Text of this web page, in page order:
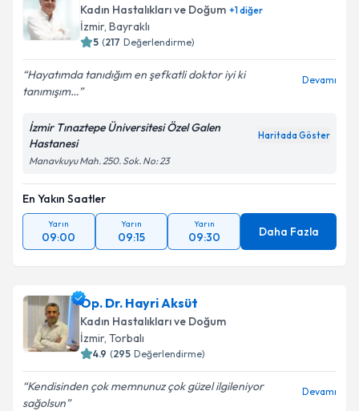
Kadın Hastalıkları ve Doğum +1diğer
İzmir, Bayraklı
5 (217 Değerlendirme)
Hayatımda tanıdığım en şefkatli doktor iyi ki
tanımışım…
Devamı
İzmir Tınaztepe Üniversitesi Özel Galen
Hastanesi
Haritada Göster
Manavkuyu Mah. 250. Sok. No: 23
En Yakın Saatler
Yarın
09:00
Yarın
09:15
Yarın
09:30 Daha Fazla
Op. Dr. Hayri Aksüt
Kadın Hastalıkları ve Doğum
İzmir, Torbalı
4.9 (295 Değerlendirme)
Kendisinden çok memnunuz çok güzel ilgileniyor
sağolsun
Devamı